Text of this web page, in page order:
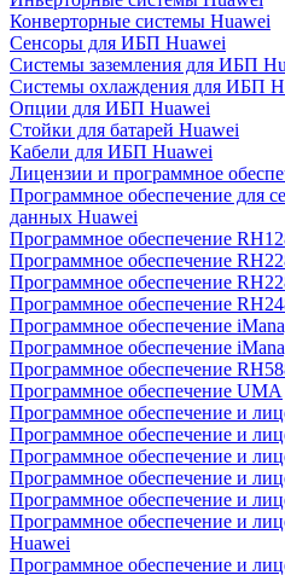
Конверторные системы Huawei
Сенсоры для ИБП Huawei
Системы заземления для ИБП
Системы охлаждения для ИБП
Опции для ИБП Huawei
Стойки для батарей Huawei
Кабели для ИБП Huawei
Лицензии и программное
Программное обеспечение для
данных Huawei
Программное обеспечение
Программное обеспечение
Программное обеспечение
Программное обеспечение
Программное обеспечение
Программное обеспечение
Программное обеспечение
Программное обеспечение UMA
Программное обеспечение и
Программное обеспечение и
Программное обеспечение и
Программное обеспечение и
Программное обеспечение и
Программное обеспечение и
Huawei
Программное обеспечение и